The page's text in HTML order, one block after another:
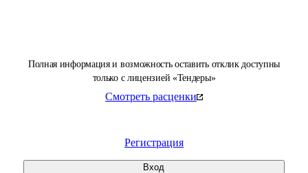
Полная информация и возможность оставить отклик доступны
только с лицензией «Тендеры»
Смотреть расценки
Регистрация
Вход